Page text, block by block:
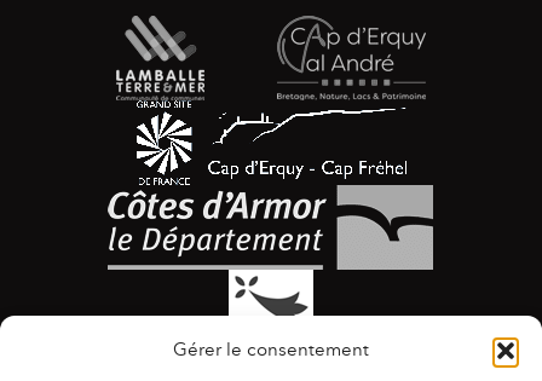
Gérer le consentement